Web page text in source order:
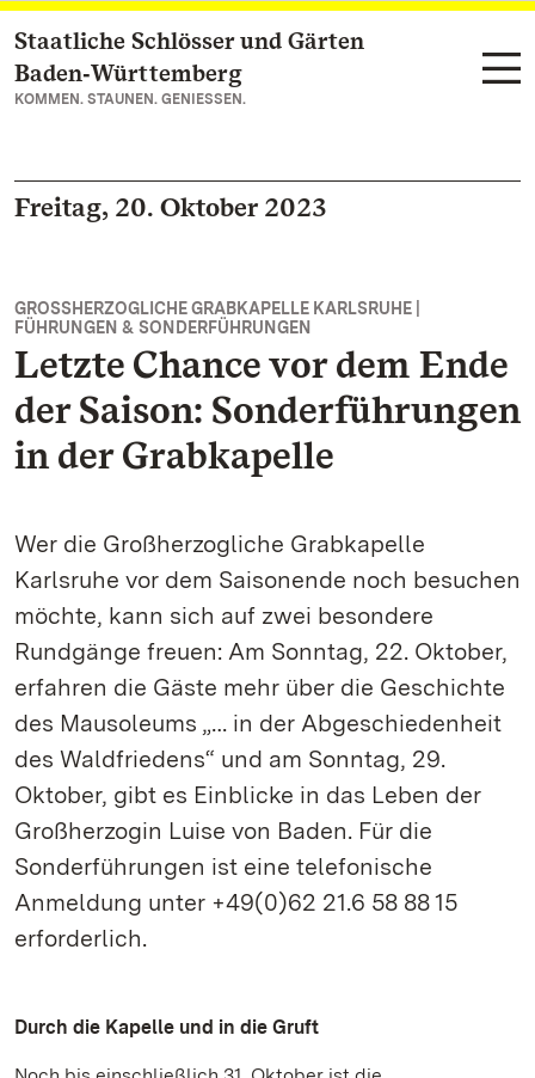
Zum Hauptinhalt springen
Staatliche Schlösser und Gärten
Baden‑Württemberg
KOMMEN. STAUNEN. GENIESSEN.
Freitag, 20. Oktober 2023
GROSSHERZOGLICHE GRABKAPELLE KARLSRUHE |
FÜHRUNGEN & SONDERFÜHRUNGEN
Letzte Chance vor dem Ende
der Saison: Sonderführungen
in der Grabkapelle
Wer die Großherzogliche Grabkapelle
Karlsruhe vor dem Saisonende noch besuchen
möchte, kann sich auf zwei besondere
Rundgänge freuen: Am Sonntag, 22. Oktober,
erfahren die Gäste mehr über die Geschichte
des Mausoleums „… in der Abgeschiedenheit
des Waldfriedens“ und am Sonntag, 29.
Oktober, gibt es Einblicke in das Leben der
Großherzogin Luise von Baden. Für die
Sonderführungen ist eine telefonische
Anmeldung unter +49(0)62 21.6 58 88 15
erforderlich.
Durch die Kapelle und in die Gruft